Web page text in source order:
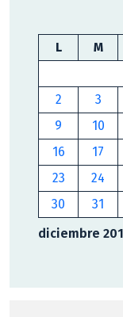
diciembre
L M
2
3
9
10
16
17
23
24
30
31